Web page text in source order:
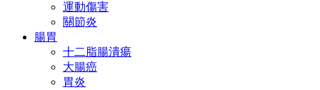
運動傷害
關節炎
腸胃
十二脂腸潰瘍
大腸癌
胃炎